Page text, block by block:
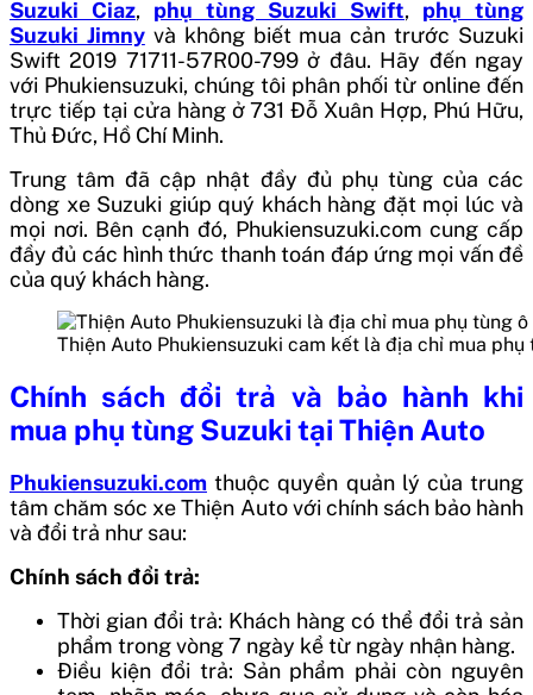
Suzuki Ciaz, phụ tùng Suzuki Swift, phụ tùng
Suzuki Jimnyvà không biết muacản trước Suzuki
Swift 2019 71711-57R00-799ở đâu. Hãy đến ngay
với Phukiensuzuki, chúng tôi phân phối từ online đến
trực tiếp tại cửa hàng ở 731 Đỗ Xuân Hợp, Phú Hữu,
Thủ Đức, Hồ Chí Minh.
Trung tâm đã cập nhật đầy đủ phụ tùng của các
dòng xe Suzuki giúp quý khách hàng đặt mọi lúc và
mọi nơi. Bên cạnh đó, Phukiensuzuki.com cung cấp
đầy đủ các hình thức thanh toán đáp ứng mọi vấn đề
của quý khách hàng.
Thiện Auto Phukiensuzuki cam kết là địa chỉ mua
Chính sách đổi trả và bảo hành khi
mua phụ tùng Suzuki tại Thiện Auto
Phukiensuzuki.com thuộc quyền quản lý của trung
tâm chăm sóc xe Thiện Auto với chính sách bảo hành
và đổi trả như sau:
Chính sách đổi trả:
Thời gian đổi trả: Khách hàng có thể đổi trả sản
phẩm trong vòng 7 ngày kể từ ngày nhận hàng.
Điều kiện đổi trả: Sản phẩm phải còn nguyên